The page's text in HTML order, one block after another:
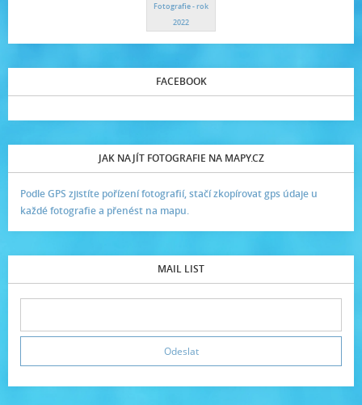
Fotografie - rok
2022
FACEBOOK
JAK NAJÍT FOTOGRAFIE NA MAPY.CZ
Podle GPS zjistíte pořízení fotografií, stačí zkopírovat gps údaje u
každé fotografie a přenést na mapu.
MAIL LIST